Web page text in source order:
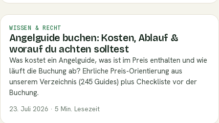
WISSEN & RECHT
Angelguide buchen: Kosten, Ablauf &
worauf du achten solltest
Was kostet ein Angelguide, was ist im Preis enthalten und wie
läuft die Buchung ab? Ehrliche Preis-Orientierung aus
unserem Verzeichnis (245 Guides) plus Checkliste vor der
Buchung.
23. Juli 2026 · 5 Min. Lesezeit